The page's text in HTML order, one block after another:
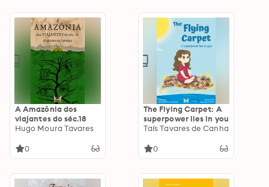
A Amazônia dos
viajantes do séc.18
Hugo Moura Tavares
0
The Flying Carpet: A
superpower lies in you
Taís Tavares de Canha
0